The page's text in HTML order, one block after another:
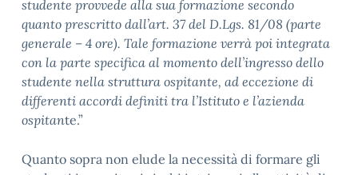
studente provvede alla sua formazione secondo
quanto prescritto dall’art. 37 del D.Lgs. 81/08 (parte
generale – 4 ore). Tale formazione verrà poi integrata
con la parte specifica al momento dell’ingresso dello
studente nella struttura ospitante, ad eccezione di
differenti accordi definiti tra l’Istituto e l’azienda
ospitante.”
Quanto sopra non elude la necessità di formare gli